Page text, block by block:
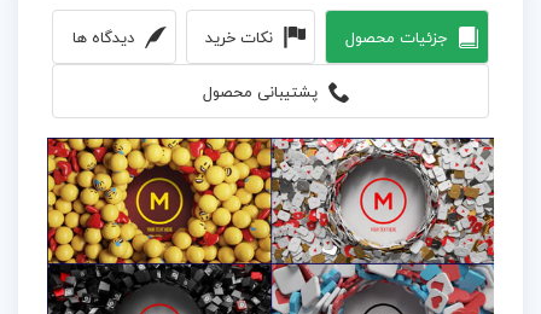
جزئیات محصول نکات خرید دیدگاه ها
پشتیبانی محصول